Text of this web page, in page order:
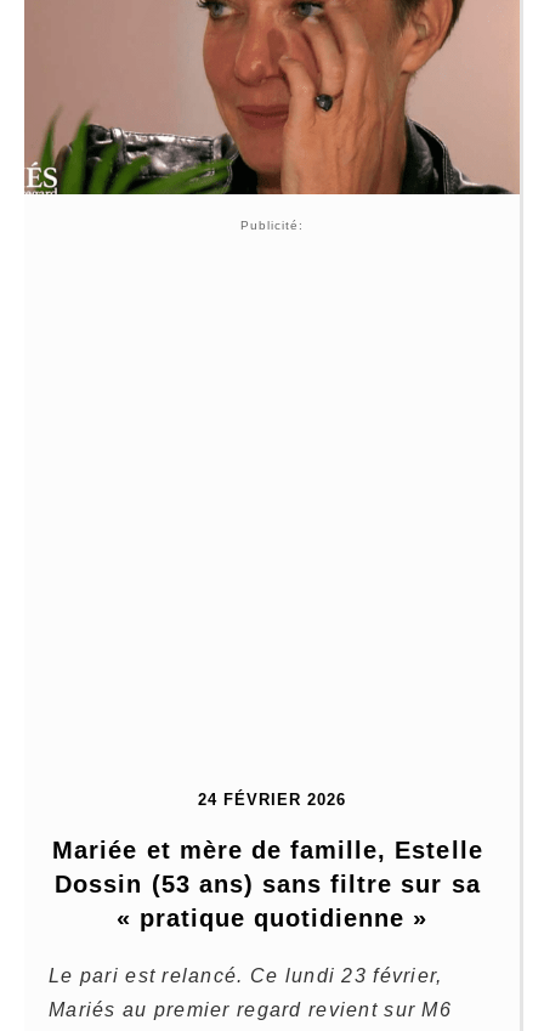
Publicité:
24 FÉVRIER 2026
Mariée et mère de famille, Estelle
Dossin (53 ans) sans filtre sur sa
« pratique quotidienne »
Le pari est relancé. Ce lundi 23 février,
Mariés au premier regard revient sur M6